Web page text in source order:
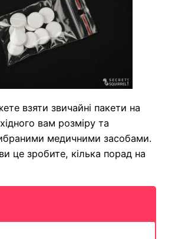
взяти звичайні пакети на
вам розміру та
медичними засобами.
це зробите, кілька порад на